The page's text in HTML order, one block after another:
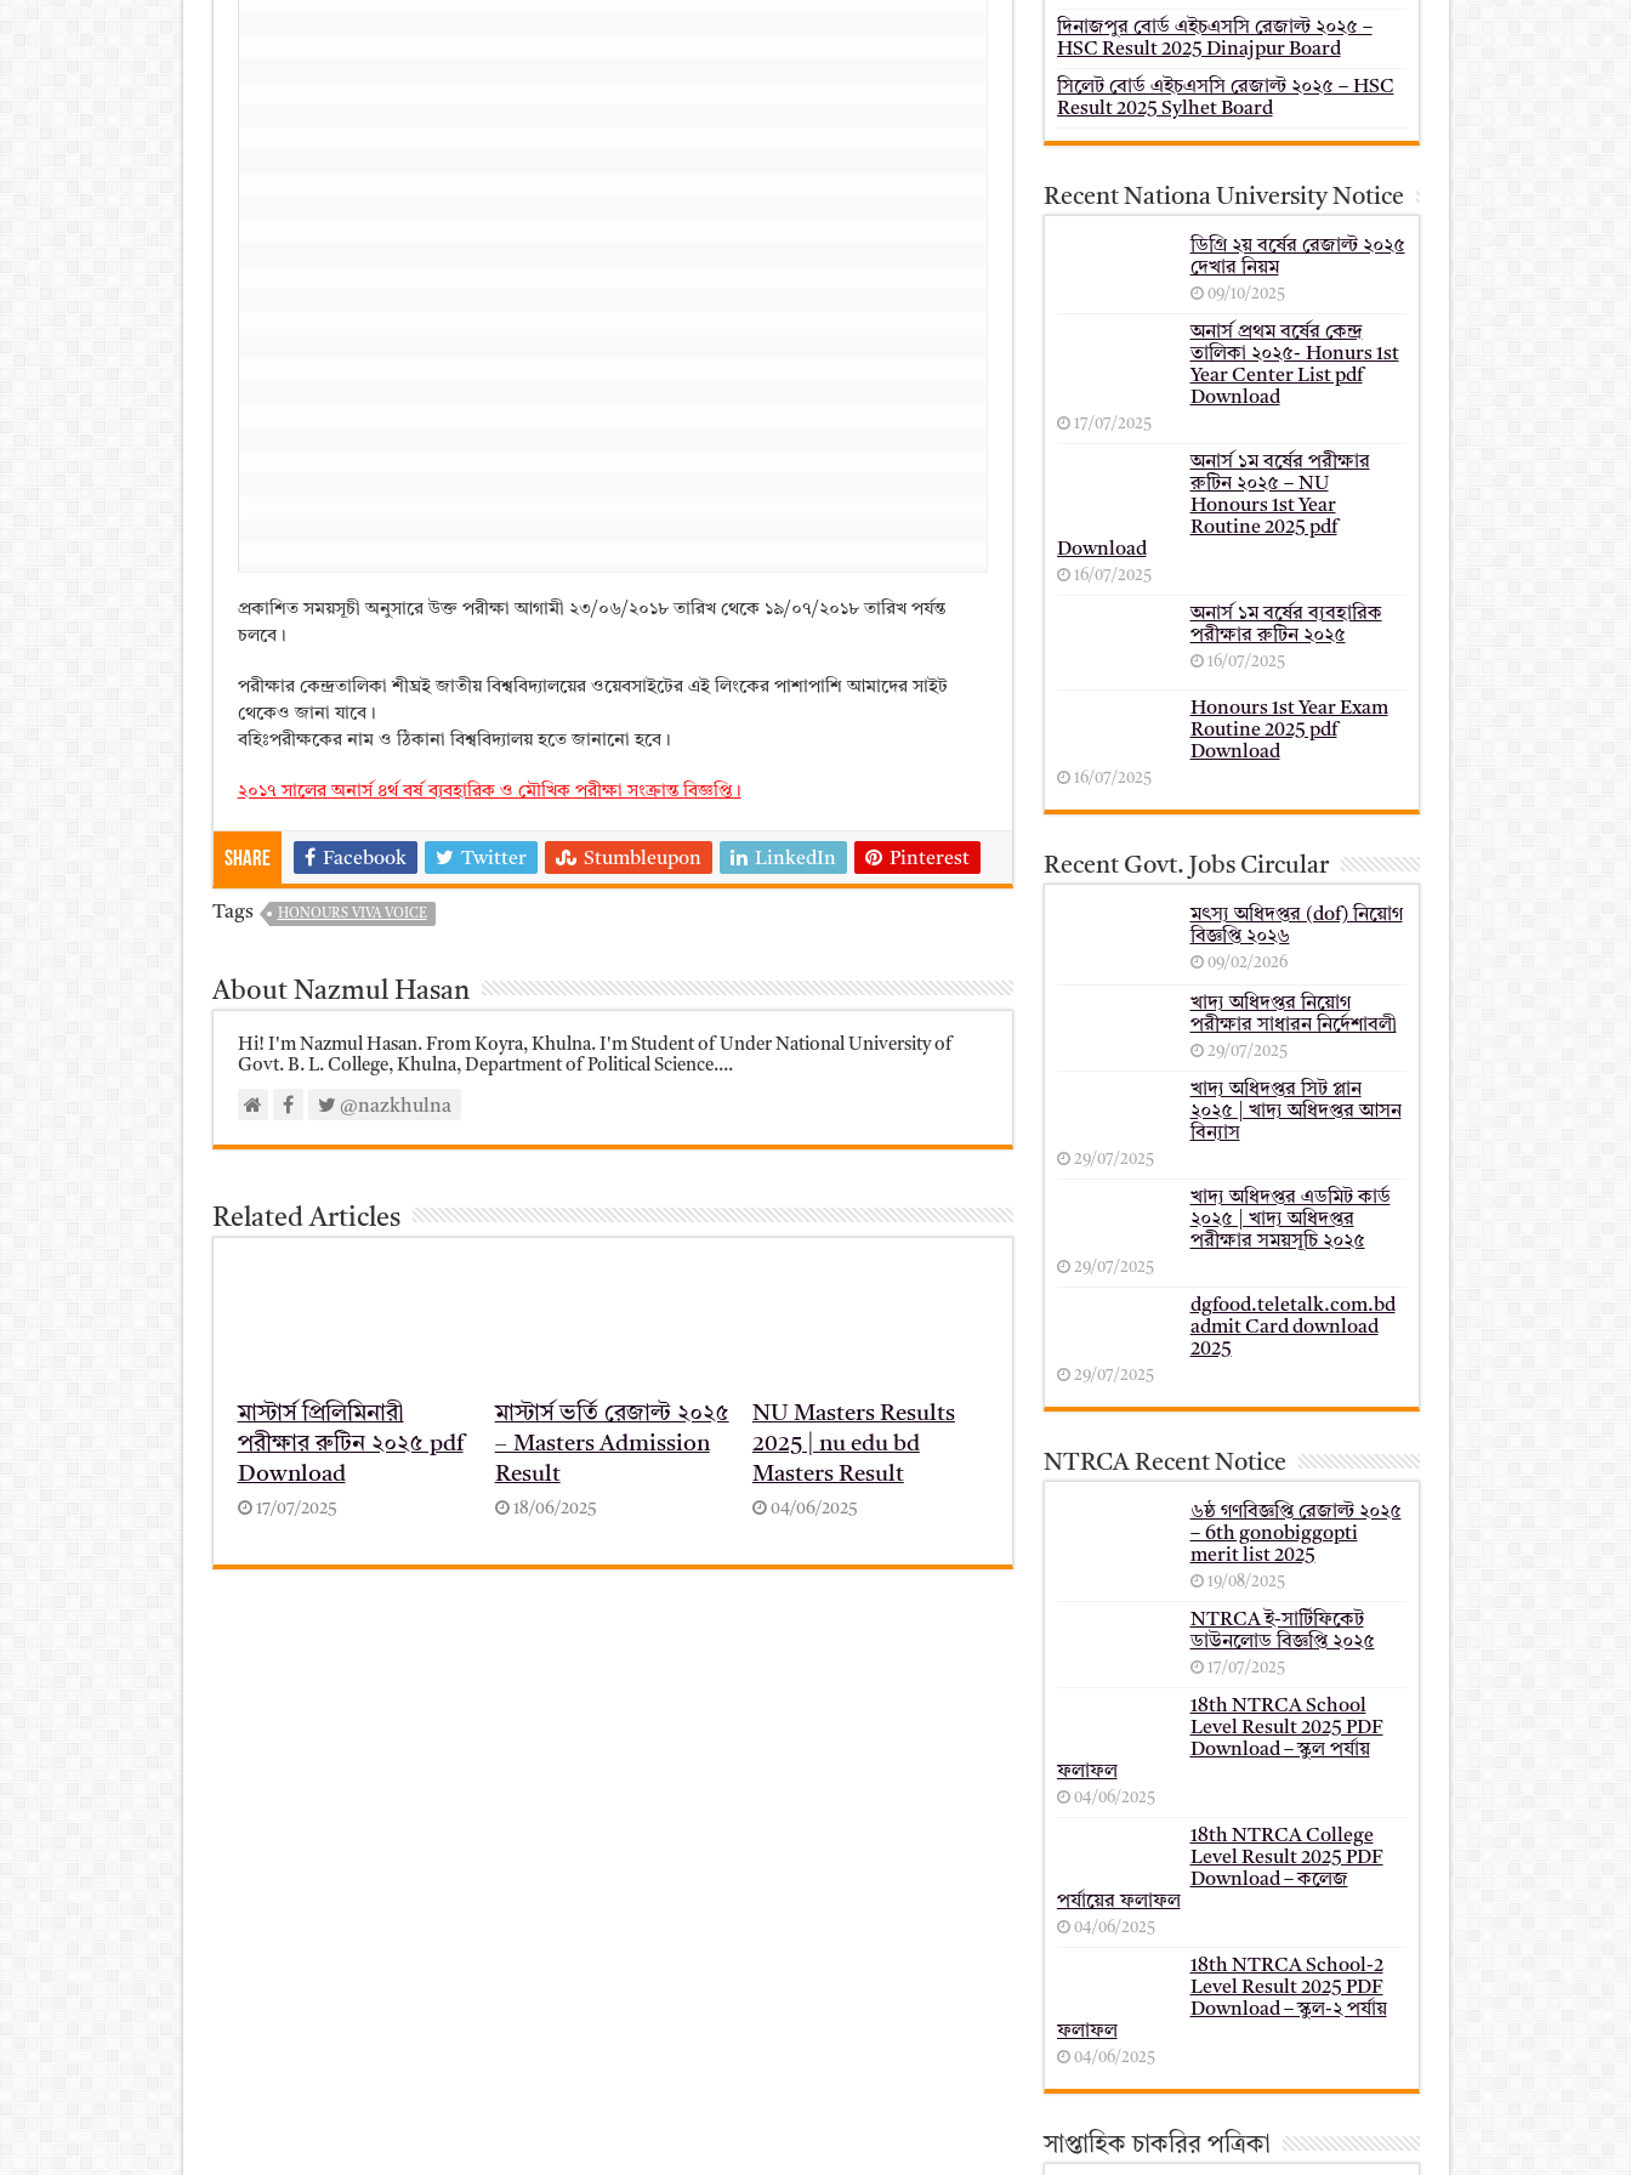
প্রকাশিত সময়সূচী অনুসারে উক্ত পরীক্ষা আগামী ২৩/০৬/২০১৮ তারিখ থেকে ১৯/০৭/২০১৮ তারিখ পর্যন্ত
চলবে।
পরীক্ষার কেন্দ্রতালিকা শীঘ্রই জাতীয় বিশ্ববিদ্যালয়ের ওয়েবসাইটের এই লিংকের পাশাপাশি আমাদের সাইট
থেকেও জানা যাবে।
বহিঃপরীক্ষকের নাম ও ঠিকানা বিশ্ববিদ্যালয় হতে জানানো হবে।
২০১৭ সালের অনার্স ৪র্থ বর্ষ ব্যবহারিক ও মৌখিক পরীক্ষা সংক্রান্ত বিজ্ঞপ্তি।
Share Facebook Twitter Stumbleupon LinkedIn Pinterest
Tags HONOURS VIVA VOICE
About Nazmul Hasan
Hi! I'm Nazmul Hasan. From Koyra, Khulna. I'm Student of Under National University of
Govt. B. L. College, Khulna, Department of Political Science....
@nazkhulna
Related Articles
মাস্টার্স প্রিলিমিনারী
পরীক্ষার রুটিন ২০২৫ pdf
Download
17/07/2025
মাস্টার্স ভর্তি রেজাল্ট ২০২৫
– Masters Admission
Result
18/06/2025
NU Masters Results
2025 | nu edu bd
Masters Result
04/06/2025
দিনাজপুর বোর্ড এইচএসসি রেজাল্ট ২০২৫ –
HSC Result 2025 Dinajpur Board
সিলেট বোর্ড এইচএসসি রেজাল্ট ২০২৫ – HSC
Result 2025 Sylhet Board
Recent Nationa University Notice
ডিগ্রি ২য় বর্ষের রেজাল্ট ২০২৫
দেখার নিয়ম
09/10/2025
অনার্স প্রথম বর্ষের কেন্দ্র
তালিকা ২০২৫- Honurs 1st
Year Center List pdf
Download
17/07/2025
অনার্স ১ম বর্ষের পরীক্ষার
রুটিন ২০২৫ – NU
Honours 1st Year
Routine 2025 pdf
Download
16/07/2025
অনার্স ১ম বর্ষের ব্যবহারিক
পরীক্ষার ‍রুটিন ২০২৫
16/07/2025
Honours 1st Year Exam
Routine 2025 pdf
Download
16/07/2025
Recent Govt. Jobs Circular
মৎস্য অধিদপ্তর (dof) নিয়োগ
বিজ্ঞপ্তি ২০২৬
09/02/2026
খাদ্য অধিদপ্তর নিয়োগ
পরীক্ষার সাধারন নির্দেশাবলী
29/07/2025
খাদ্য অধিদপ্তর সিট প্লান
২০২৫ | খাদ্য অধিদপ্তর আসন
বিন্যাস
29/07/2025
খাদ্য অধিদপ্তর এডমিট কার্ড
২০২৫ | খাদ্য অধিদপ্তর
পরীক্ষার সময়সূচি ২০২৫
29/07/2025
dgfood.teletalk.com.bd
admit Card download
2025
29/07/2025
NTRCA Recent Notice
৬ষ্ঠ গণবিজ্ঞপ্তি রেজাল্ট ২০২৫
– 6th gonobiggopti
merit list 2025
19/08/2025
NTRCA ই-সার্টিফিকেট
ডাউনলোড বিজ্ঞপ্তি ২০২৫
17/07/2025
18th NTRCA School
Level Result 2025 PDF
Download – স্কুল পর্যায়
ফলাফল
04/06/2025
18th NTRCA College
Level Result 2025 PDF
Download – কলেজ
পর্যায়ের ফলাফল
04/06/2025
18th NTRCA School-2
Level Result 2025 PDF
Download – স্কুল-২ পর্যায়
ফলাফল
04/06/2025
সাপ্তাহিক চাকরির পত্রিকা